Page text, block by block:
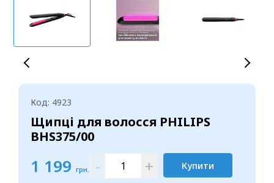
Код: 4923
Щипці для волосся PHILIPS
BHS375/00
1 199 грн. - + Купити